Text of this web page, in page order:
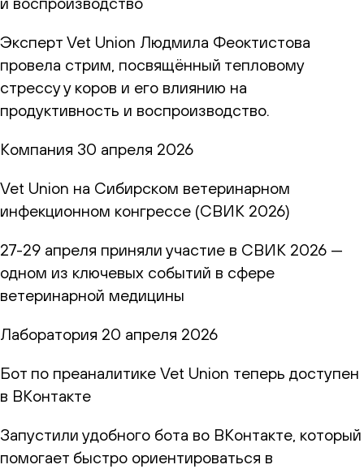
Эксперт Vet Union Людмила Феоктистова
провела стрим, посвящённый тепловому
стрессу у коров и его влиянию на
продуктивность и воспроизводство.
Компания 30 апреля 2026
Vet Union на Сибирском ветеринарном
инфекционном конгрессе (СВИК 2026)
27-29 апреля приняли участие в СВИК 2026 —
одном из ключевых событий в сфере
ветеринарной медицины
Лаборатория 20 апреля 2026
Бот по преаналитике Vet Union теперь доступен
в ВКонтакте
Запустили удобного бота во ВКонтакте, который
помогает быстро ориентироваться в